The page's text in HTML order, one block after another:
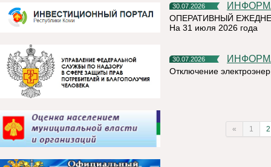
30.07.2026
ОПЕРАТИВНЫЙ
На 31 июля 2026 года
30.07.2026
Отключение
« 1 2